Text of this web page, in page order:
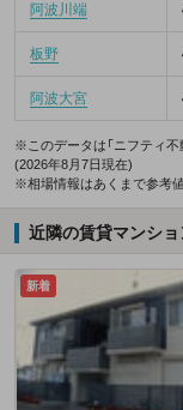
阿波川端
板野
阿波大宮
※このデータは「ニフティ不
(2026年8月7日現在)
※相場情報はあくまで参考
近隣の賃貸マンショ
新着